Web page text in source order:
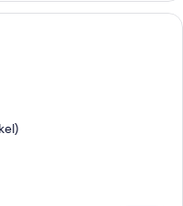
rymligt vardagsrum med ett